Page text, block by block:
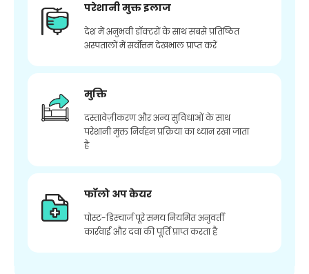
परेशानी मुक्त इलाज
देश में अनुभवी डॉक्टरों के साथ सबसे प्रतिष्ठित
अस्पतालों में सर्वोत्तम देखभाल प्राप्त करें
मुक्ति
दस्तावेज़ीकरण और अन्य सुविधाओं के साथ
परेशानी मुक्त निर्वहन प्रक्रिया का ध्यान रखा जाता
है
फॉलो अप केयर
पोस्ट-डिस्चार्ज पूरे समय नियमित अनुवर्ती
कार्रवाई और दवा की पूर्ति प्राप्त करता है